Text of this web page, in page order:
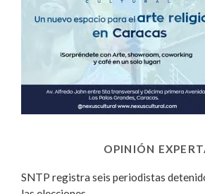
OPINIÓN
SNTP registra seis periodistas